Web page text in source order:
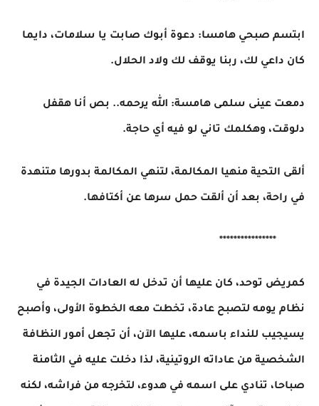
ابتسم صبحي هامسا: دعوة أبوك صابت يا سلامات، دايما
كان داعي لك، ربنا يوقف لك ولاد الحلال.
دمعت عينى سلمى هامسة: الله يرحمه.. بص أنا هقفل
دلوقت، وهكلمك تاني لو فيه أي حاجة.
ألقى التحية منهيا المكالمة، لتنهي المكالمة بدورها متنهدة
في راحة، بعد أن ألقت حمل سرها عن أكتافها.
****************
كمريض توحد، كان عليها أن تدخل له العادات الجيدة في
نظام يومه لتصبح عادة، تخطت معه الخطوة الأولى، وأصبح
يسيجيب للنداء باسمه، عليها الآن، أن تجعل أمور النظافة
الشخصية من عاداته الروتينية، لذا دخلت عليه في الثامنة
صباحا، تنادي على اسمه في هدوء، لتخرجه من فراشه، لكنه